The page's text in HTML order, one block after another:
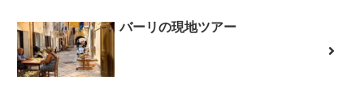
バーリの現地ツアー